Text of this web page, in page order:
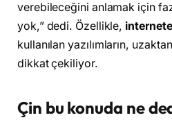
verebileceğini anlamak için
yok,” dedi. Özellikle,
kullanılan yazılımların,
dikkat çekiliyor.
Çin bu konuda ne